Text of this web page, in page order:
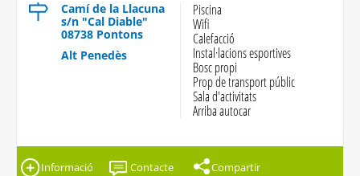
Camí de la Llacuna
s/n "Cal Diable"
08738 Pontons
Alt Penedès
Piscina
Wifi
Calefacció
Instal·lacions esportives
Bosc propi
Prop de transport públic
Sala d'activitats
Arriba autocar
Informació Contacte Compartir